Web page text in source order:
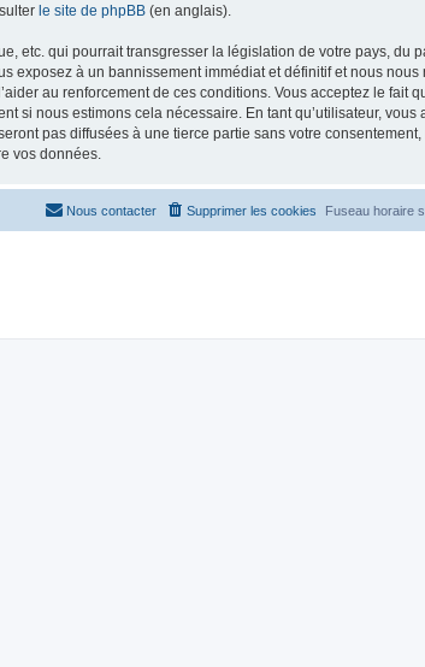
le site de phpBB (en anglais).
etc. qui pourrait transgresser la législation de votre pays, du
exposez à un bannissement immédiat et définitif et nous nous
au renforcement de ces conditions. Vous acceptez le fait
si nous estimons cela nécessaire. En tant qu’utilisateur, vous
pas diffusées à une tierce partie sans votre consentement,
vos données.
Fuseau horaire
Supprimer les cookies
Nous contacter